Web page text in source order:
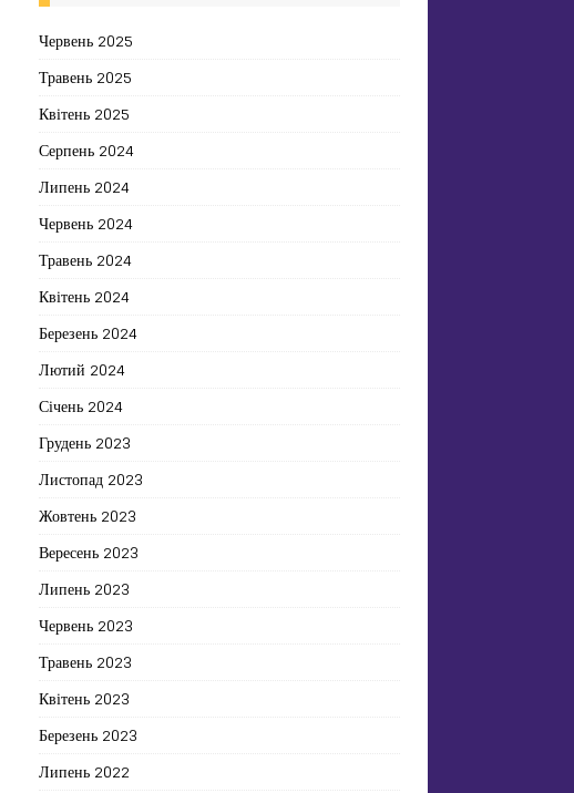
Червень 2025
Травень 2025
Квітень 2025
Серпень 2024
Липень 2024
Червень 2024
Травень 2024
Квітень 2024
Березень 2024
Лютий 2024
Січень 2024
Грудень 2023
Листопад 2023
Жовтень 2023
Вересень 2023
Липень 2023
Червень 2023
Травень 2023
Квітень 2023
Березень 2023
Липень 2022